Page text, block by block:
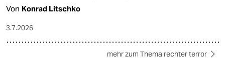
Von Konrad Litschko
3.7.2026
mehr zum Thema rechter terror